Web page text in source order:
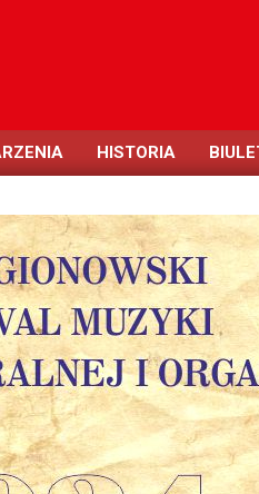
HISTORIA